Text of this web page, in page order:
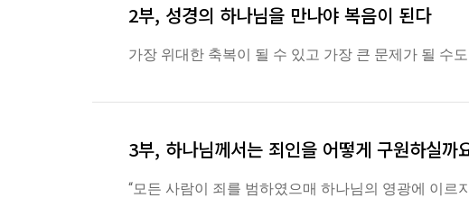
2부, 성경의 하나님을 만나야 복음이 된다
가장 위대한 축복이 될 수 있고 가장 큰 문제가 될 수
3부, 하나님께서는 죄인을 어떻게 구원하실까
“모든 사람이 죄를 범하였으매 하나님의 영광에 이